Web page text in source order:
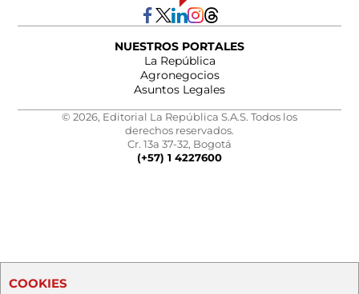
NUESTROS PORTALES
La República
Agronegocios
Asuntos Legales
© 2026, Editorial La República S.A.S. Todos los
derechos reservados.
Cr. 13a 37-32, Bogotá
(+57) 1 4227600
COOKIES